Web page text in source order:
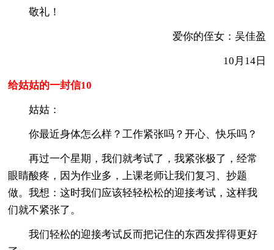
敬礼！
爱你的侄女：吴佳盈
10月14日
给姑姑的一封信10
姑姑：
你最近身体怎么样？工作紧张吗？开心、快乐吗？
再过一个星期，我们就考试了，我紧张极了，经常
眼睛酸疼，因为作业多，上课老师让我们复习、抄题
做。我想：这时我们应该轻轻松松的迎接考试，这样我
们就不紧张了。
我们轻松的迎接考试反而把记住的东西发挥得更好